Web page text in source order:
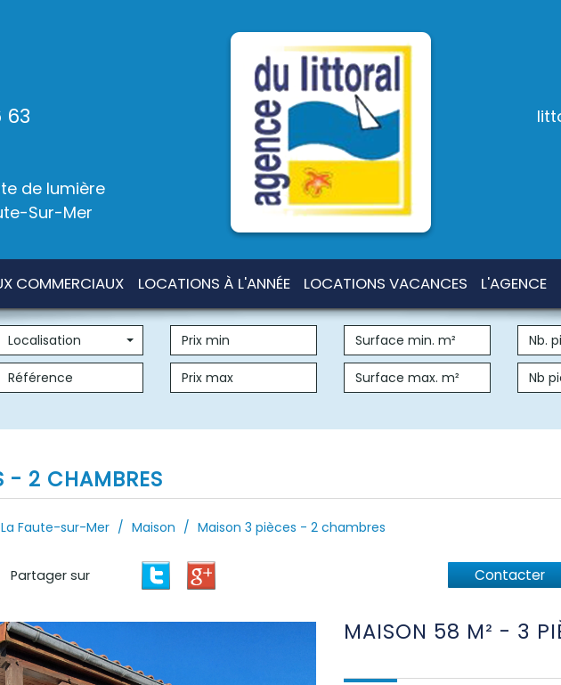
63
de lumière
Sur-Mer
COMMERCIAUX LOCATIONS À L'ANNÉE LOCATIONS VACANCES L'AGENCE
Localisation
- 2 CHAMBRES
Faute-sur-Mer Maison Maison 3 pièces - 2 chambres
Partager sur Contacter
MAISON 58 M² - 3